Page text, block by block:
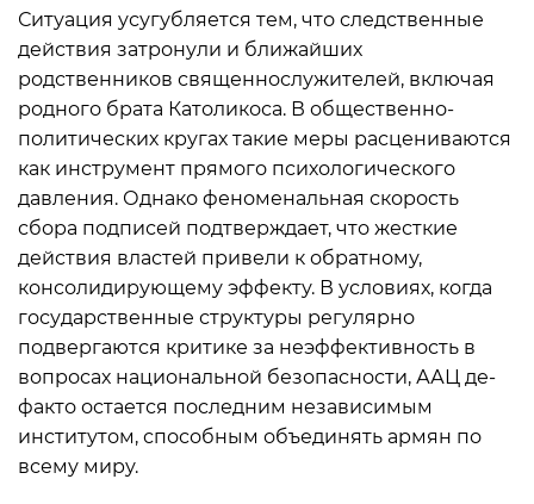
Ситуация усугубляется тем, что следственные
действия затронули и ближайших
родственников священнослужителей, включая
родного брата Католикоса. В общественно-
политических кругах такие меры расцениваются
как инструмент прямого психологического
давления. Однако феноменальная скорость
сбора подписей подтверждает, что жесткие
действия властей привели к обратному,
консолидирующему эффекту. В условиях, когда
государственные структуры регулярно
подвергаются критике за неэффективность в
вопросах национальной безопасности, ААЦ де-
факто остается последним независимым
институтом, способным объединять армян по
всему миру.